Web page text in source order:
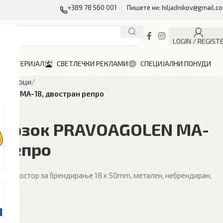
+389 78 560 001 Пишете ни:
LOGIN /
МАТЕРИЈАЛ СВЕТЛЕЧКИ РЕКЛАМИ СПЕЦИЈАЛНИ ПОНУДИ
MA-18, двостран репро
PRAVOAGOLEN MA-
на простор за брендирање 18 х 50mm, метален, небрендиран,